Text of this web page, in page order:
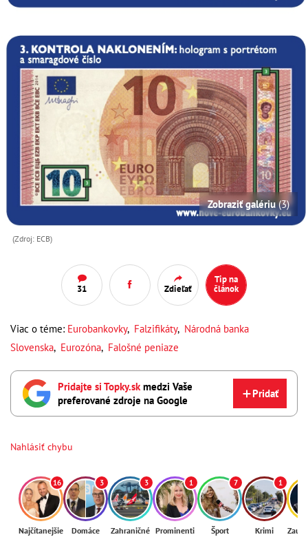
Zobraziť galériu(3)
(Zdroj: ECB)
31 Zdieľať
Tip na
článok
Viac o téme: Eurobankovky, Falzifikáty, Národná banka
Slovenska, Eurozóna, Falošné peniaze
Pridajte si Topky.skmedzi Vaše
preferované zdroje na Google
Pridať
Nahlásiť chybu
16
Najčítanejšie
3
Domáce
3
Zahraničné
1
Prominenti
7
Šport
1
Krimi